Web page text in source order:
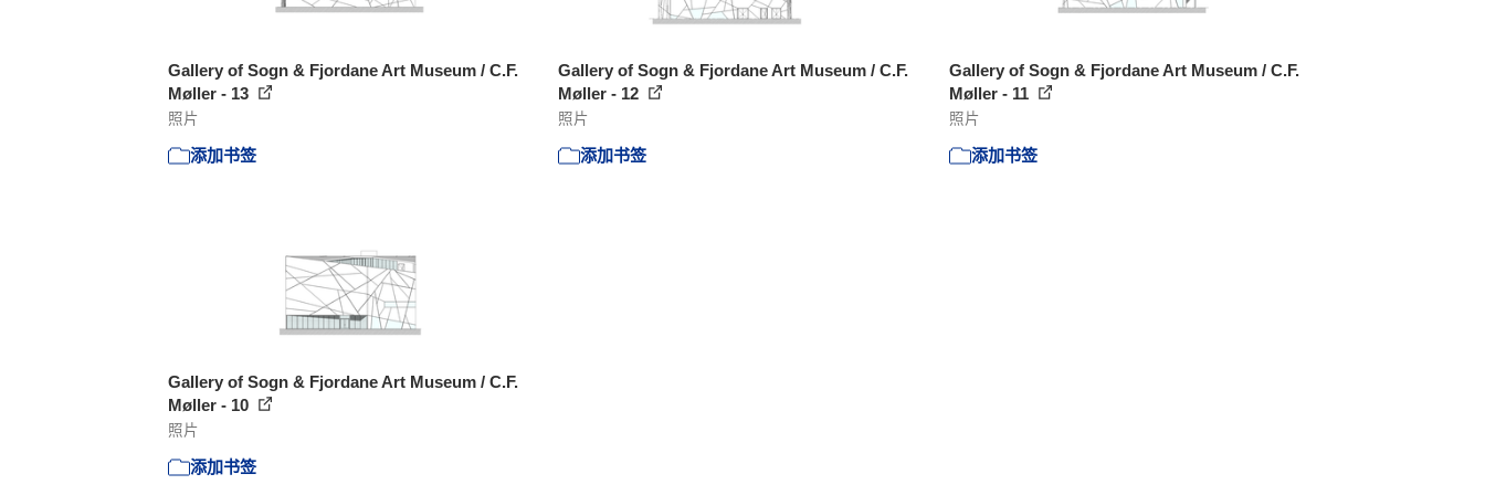
Gallery of Sogn & Fjordane Art Museum / C.F.
Møller - 13
照片
添加书签
Gallery of Sogn & Fjordane Art Museum / C.F.
Møller - 12
照片
添加书签
Gallery of Sogn & Fjordane Art Museum / C.F.
Møller - 11
照片
添加书签
Gallery of Sogn & Fjordane Art Museum / C.F.
Møller - 10
照片
添加书签